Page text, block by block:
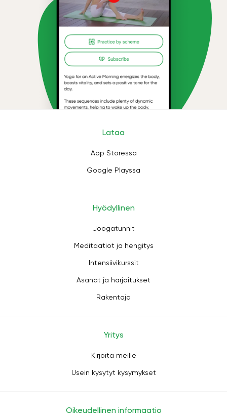
Lataa
App Storessa
Google Playssa
Hyödyllinen
Joogatunnit
Meditaatiot ja hengitys
Intensiivikurssit
Asanat ja harjoitukset
Rakentaja
Yritys
Kirjoita meille
Usein kysytyt kysymykset
Oikeudellinen informaatio